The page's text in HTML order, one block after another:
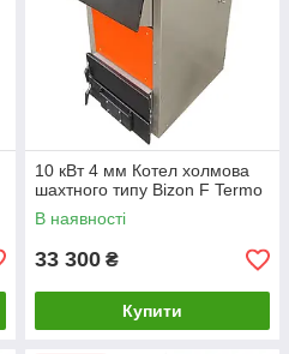
10 кВт 4 мм Котел холмова
шахтного типу Bizon F Termo
В наявності
33 300 ₴
Купити